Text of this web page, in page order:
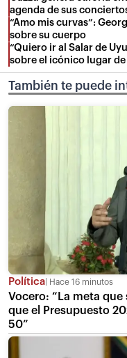
agenda de sus
“Amo mis curvas”:
sobre su cuerpo
“Quiero ir al Salar de
sobre el icónico lugar de
También te puede
Política Hace 16 minutos
Vocero: “La meta
que el Presupuesto
50”